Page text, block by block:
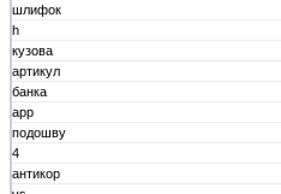
шлифок
h
кузова
артикул
банка
арр
подошву
4
антикор